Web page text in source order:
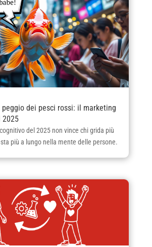
peggio dei pesci rossi: il marketing
2025
del 2025 non vince chi grida più
più a lungo nella mente delle persone.